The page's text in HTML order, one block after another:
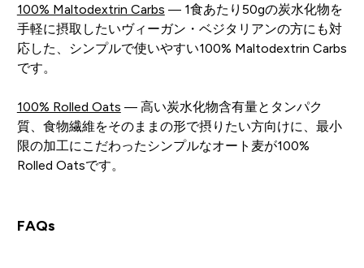
100% Maltodextrin Carbs — 1食あたり50gの炭水化物を
手軽に摂取したいヴィーガン・ベジタリアンの方にも対
応した、シンプルで使いやすい100% Maltodextrin Carbs
です。
100% Rolled Oats — 高い炭水化物含有量とタンパク
質、食物繊維をそのままの形で摂りたい方向けに、最小
限の加工にこだわったシンプルなオート麦が100%
Rolled Oatsです。
FAQs